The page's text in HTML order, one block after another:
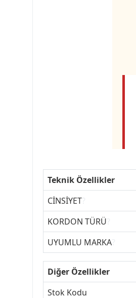
Teknik Özellikler
CİNSİYET
KORDON TÜRÜ
UYUMLU MARKA
Diğer Özellikler
Stok Kodu